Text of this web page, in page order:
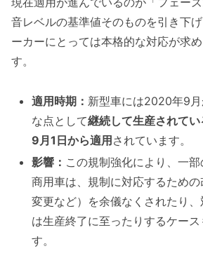
音レベルの基準値そのものを引き下
ーカーにとっては本格的な対応が求
す。
適用時期： 新型車には2020年9
な点として継続して生産されて
9月1日から適用されています。
影響： この規制強化により、一
商用車は、規制に対応するため
変更など）を余儀なくされたり
は生産終了に至ったりするケース
す。